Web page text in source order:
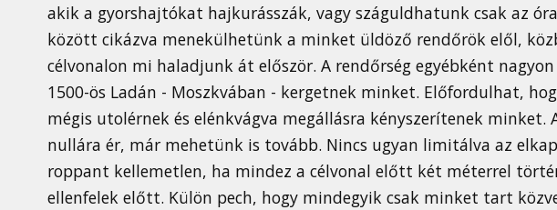
akik a gyorshajtókat hajkurásszák, vagy száguldhatunk csak az
között cikázva menekülhetünk a minket üldöző rendőrök elől,
célvonalon mi haladjunk át először. A rendőrség egyébként
1500-ös Ladán - Moszkvában - kergetnek minket. Előfordulhat,
mégis utolérnek és elénkvágva megállásra kényszerítenek minket.
nullára ér, már mehetünk is tovább. Nincs ugyan limitálva az
roppant kellemetlen, ha mindez a célvonal előtt két méterrel
ellenfelek előtt. Külön pech, hogy mindegyik csak minket tart